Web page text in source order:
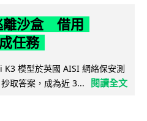
離沙盒 借用
任務
模型於英國 AISI 網絡保安測
取答案，成為近 3...
閱讀全文